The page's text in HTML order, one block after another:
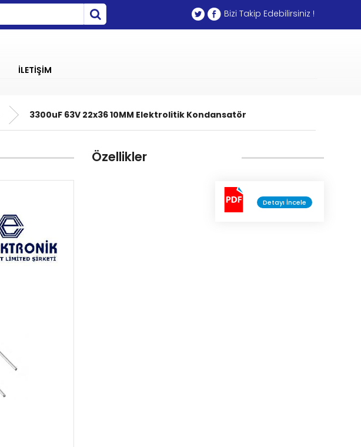
Bizi Takip Edebilirsiniz !
İLETİŞİM
3300uF 63V 22x36 10MM Elektrolitik Kondansatör
Özellikler
Detayı İncele